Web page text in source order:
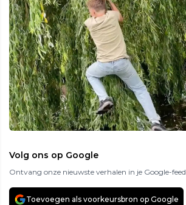
Volg ons op Google
Ontvang onze nieuwste verhalen in je Google-feed
Toevoegen als voorkeursbron op Google